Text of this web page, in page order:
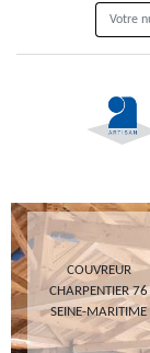
COUVREUR
CHARPENTIER 76
SEINE-MARITIME